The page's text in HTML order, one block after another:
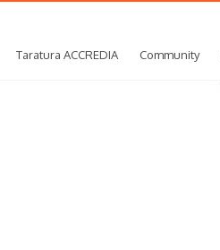
Taratura ACCREDIA Community